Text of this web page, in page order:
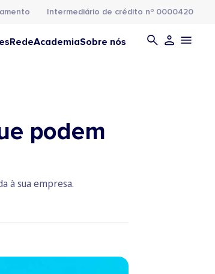
Intermediário de crédito nº 0000420
RedeAcademiaSobre nós
podem
à sua empresa.